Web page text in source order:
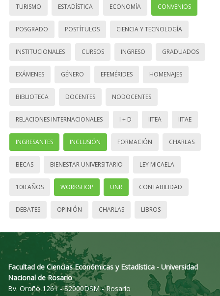
TURISMO ESTADÍSTICA ECONOMÍA CONVENIOS
POSGRADO POSTÍTULOS CIENCIA Y TECNOLOGÍA
INSTITUCIONALES CURSOS INGRESO GRADUADOS
EXÁMENES GÉNERO EFEMÉRIDES HOMENAJES
BIBLIOTECA DOCENTES NODOCENTES
RELACIONES INTERNACIONALES I + D IITEA IITAE
INGRESANTES INCLUSIÓN FORMACIÓN CHARLAS
BECAS BIENESTAR UNIVERSITARIO LEY MICAELA
100 AÑOS WORKSHOP UNR CONTABILIDAD
DEBATES OPINIÓN CHARLAS LIBROS
Facultad de Ciencias Económicas y Estadística - Universidad
Nacional de Rosario
Bv. Oroño 1261 - S2000DSM - Rosario